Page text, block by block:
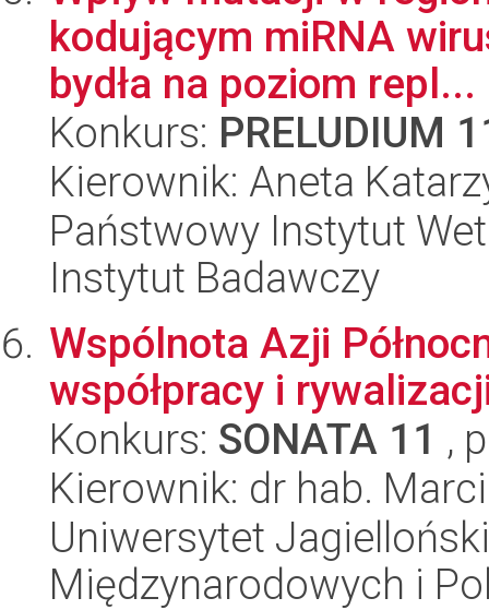
kodującym miRNA
bydła na poziom repl...
Konkurs: PRELUDIUM
Kierownik: Aneta
Państwowy Instytut
Instytut Badawczy
Wspólnota Azji
współpracy i
Konkurs: SONATA 11 ,
Kierownik: dr hab.
Uniwersytet
Międzynarodowych i